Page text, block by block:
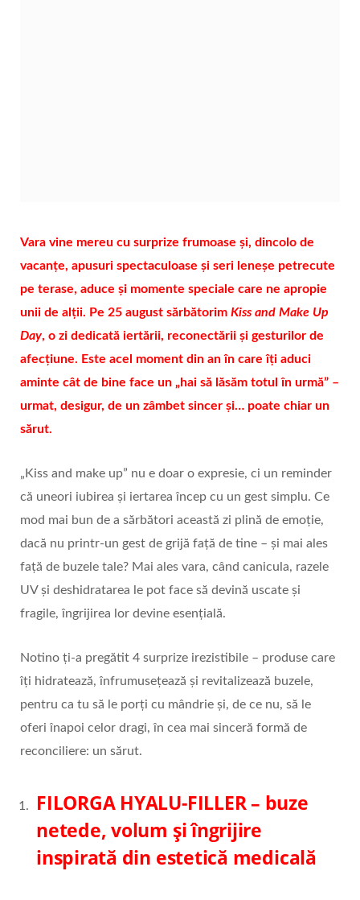
Vara vine mereu cu surprize frumoase și, dincolo de
vacanțe, apusuri spectaculoase și seri leneșe petrecute
pe terase, aduce și momente speciale care ne apropie
unii de alții. Pe 25 august sărbătorim Kiss and Make Up
Day, o zi dedicată iertării, reconectării și gesturilor de
afecțiune. Este acel moment din an în care îți aduci
aminte cât de bine face un „hai să lăsăm totul în urmă” –
urmat, desigur, de un zâmbet sincer și… poate chiar un
sărut.
„Kiss and make up” nu e doar o expresie, ci un reminder
că uneori iubirea și iertarea încep cu un gest simplu. Ce
mod mai bun de a sărbători această zi plină de emoție,
dacă nu printr-un gest de grijă față de tine – și mai ales
față de buzele tale? Mai ales vara, când canicula, razele
UV și deshidratarea le pot face să devină uscate și
fragile, îngrijirea lor devine esențială.
Notino ți-a pregătit 4 surprize irezistibile – produse care
îți hidratează, înfrumusețează și revitalizează buzele,
pentru ca tu să le porți cu mândrie și, de ce nu, să le
oferi înapoi celor dragi, în cea mai sinceră formă de
reconciliere: un sărut.
FILORGA HYALU-FILLER– buze
netede, volum și îngrijire
inspirată din estetică medicală